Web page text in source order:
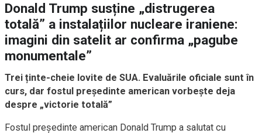
Donald Trump susține „distrugerea
totală” a instalațiilor nucleare iraniene:
imagini din satelit ar confirma „pagube
monumentale”
Trei ținte-cheie lovite de SUA. Evaluările oficiale sunt în
curs, dar fostul președinte american vorbește deja
despre „victorie totală”
Fostul președinte american Donald Trump a salutat cu